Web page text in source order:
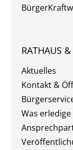
RATHAUS
Aktuelles
Kontakt &
Was erledige